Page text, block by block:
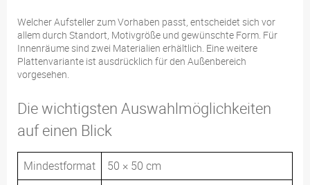
Welcher Aufsteller zum Vorhaben passt, entscheidet sich vor
allem durch Standort, Motivgröße und gewünschte Form. Für
Innenräume sind zwei Materialien erhältlich. Eine weitere
Plattenvariante ist ausdrücklich für den Außenbereich
vorgesehen.
Die wichtigsten Auswahlmöglichkeiten
auf einen Blick
Mindestformat 50 × 50 cm